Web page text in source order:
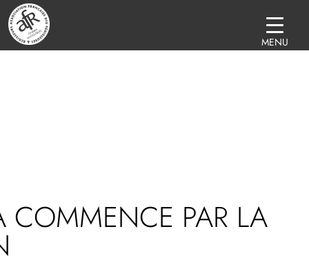
COMMENCE PAR LA
MENU